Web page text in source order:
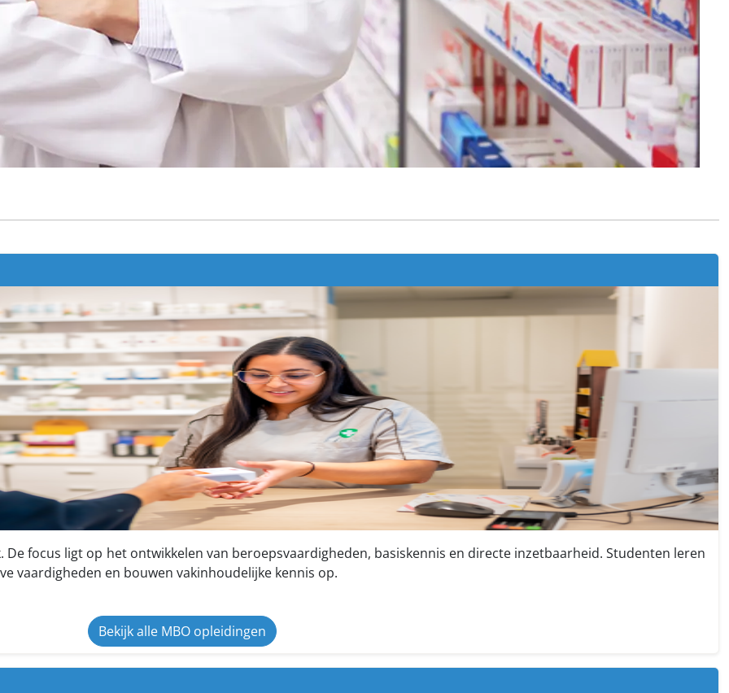
focus ligt op het ontwikkelen van beroepsvaardigheden, basiskennis en directe inzetbaarheid. Studenten leren
vaardigheden en bouwen vakinhoudelijke kennis op.
Bekijk alle MBO opleidingen